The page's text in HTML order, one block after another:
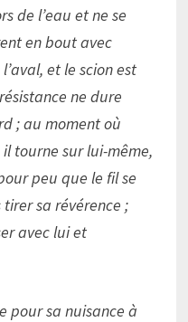
de l’eau et ne se
en bout avec
et le scion est
ne dure
; au moment où
tourne sur lui-même,
peu que le fil se
sa révérence ;
avec lui et
pour sa nuisance à